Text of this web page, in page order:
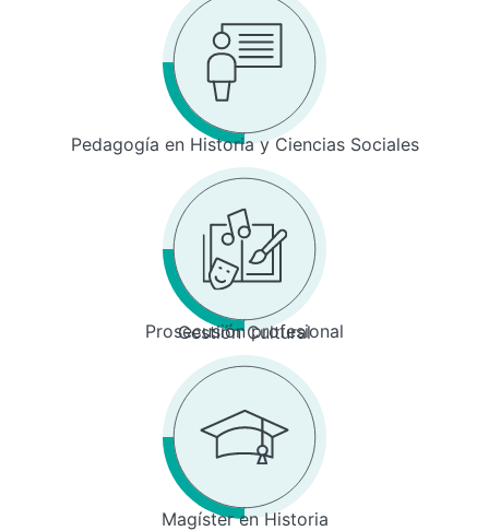
Pedagogía en Historia y Ciencias Sociales
Prosecusión profesional
Gestión Cultural
Magíster en Historia